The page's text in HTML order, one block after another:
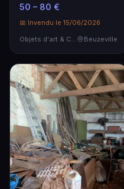
50 – 80 €
📅 Invendu le 15/06/2026
Objets d'art & Curiosités
Beuzeville